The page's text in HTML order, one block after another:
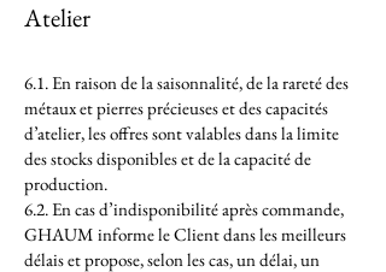
Atelier
6.1. En raison de la saisonnalité, de la rareté des
métaux et pierres précieuses et des capacités
d’atelier, les offres sont valables dans la limite
des stocks disponibles et de la capacité de
production.
6.2. En cas d’indisponibilité après commande,
GHAUM informe le Client dans les meilleurs
délais et propose, selon les cas, un délai, un